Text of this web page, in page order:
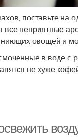
поставьте на
все неприятные
овощей и
в воде с
не хуже